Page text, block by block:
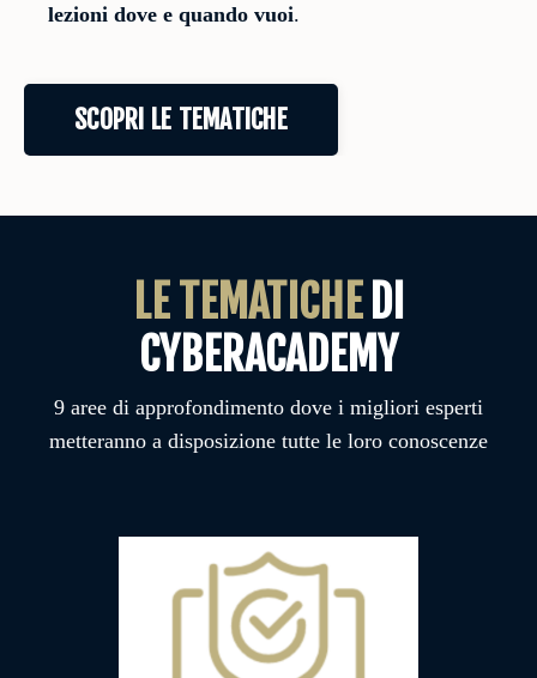
lezioni dove e quando vuoi.
SCOPRI LE TEMATICHE
LE TEMATICHE DI
CYBERACADEMY
9 aree di approfondimento dove i migliori esperti
metteranno a disposizione tutte le loro conoscenze